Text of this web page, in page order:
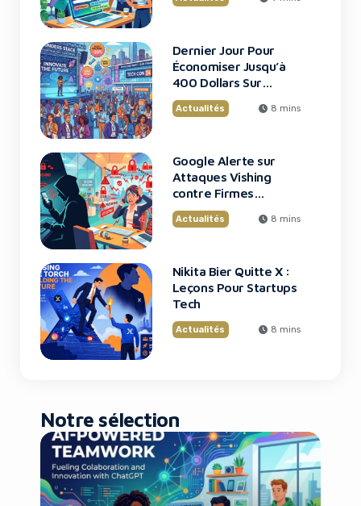
Dernier Jour Pour
Économiser Jusqu’à
400 Dollars Sur
TechCrunch Disrupt
2026
Actualités 8 mins
Google Alerte sur
Attaques Vishing
contre Firmes
Financières
Actualités 8 mins
Nikita Bier Quitte X :
Leçons Pour Startups
Tech
Actualités 8 mins
Notre sélection